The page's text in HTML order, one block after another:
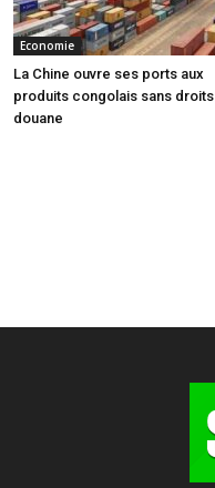
Economie
La Chine ouvre ses ports aux
produits congolais sans
douane